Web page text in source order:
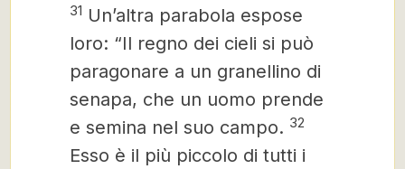
31 Un’altra parabola espose
loro: “Il regno dei cieli si può
paragonare a un granellino di
senapa, che un uomo prende
e semina nel suo campo. 32
Esso è il più piccolo di tutti i